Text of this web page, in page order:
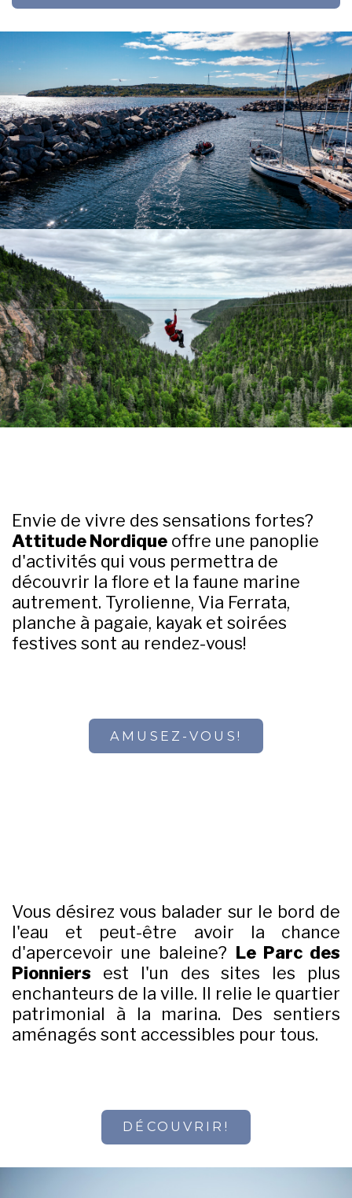
Envie de vivre des sensations fortes?
Attitude Nordique offre une panoplie
d'activités qui vous permettra de
découvrir la flore et la faune marine
autrement. Tyrolienne, Via Ferrata,
planche à pagaie, kayak et soirées
festives sont au rendez-vous!
AMUSEZ-VOUS!
Vous désirez vous balader sur le bord de
l'eau et peut-être avoir la chance
d'apercevoir une baleine? Le Parc des
Pionniers est l'un des sites les plus
enchanteurs de la ville. Il relie le quartier
patrimonial à la marina. Des sentiers
aménagés sont accessibles pour tous.
DÉCOUVRIR!